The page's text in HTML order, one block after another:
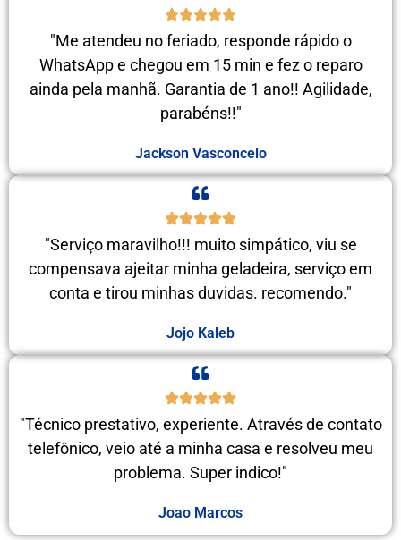
"Me atendeu no feriado, responde rápido o
WhatsApp e chegou em 15 min e fez o reparo
ainda pela manhã. Garantia de 1 ano!! Agilidade,
parabéns!!"
Jackson Vasconcelo
"Serviço maravilho!!! muito simpático, viu se
compensava ajeitar minha geladeira, serviço em
conta e tirou minhas duvidas. recomendo."
Jojo Kaleb
"Técnico prestativo, experiente. Através de contato
telefônico, veio até a minha casa e resolveu meu
problema. Super indico!"
Joao Marcos